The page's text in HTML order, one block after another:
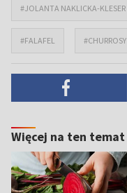
#JOLANTA NAKLICKA-KLESER
#FALAFEL #CHURROSY
Więcej na ten temat